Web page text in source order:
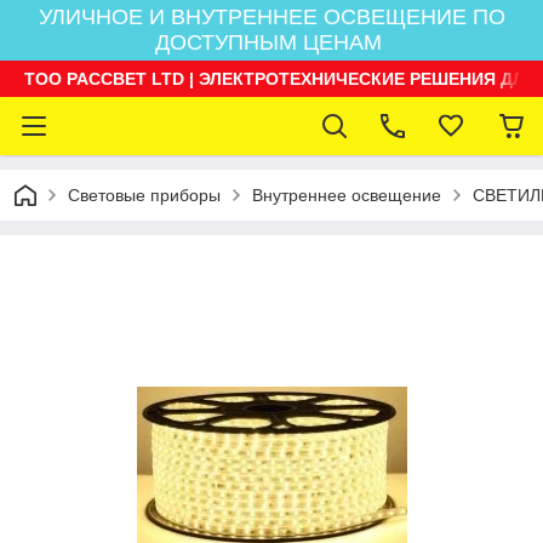
УЛИЧНОЕ И ВНУТРЕННЕЕ ОСВЕЩЕНИЕ ПО
ДОСТУПНЫМ ЦЕНАМ
ТОО РАССВЕТ LTD | ЭЛЕКТРОТЕХНИЧЕСКИЕ РЕШЕНИЯ
Световые приборы Внутреннее освещение